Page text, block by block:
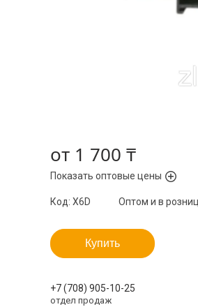
от 1 700 ₸
Показать оптовые цены
Оптом и в
Код: X6D
Купить
+7 (708) 905-10-25
отдел продаж